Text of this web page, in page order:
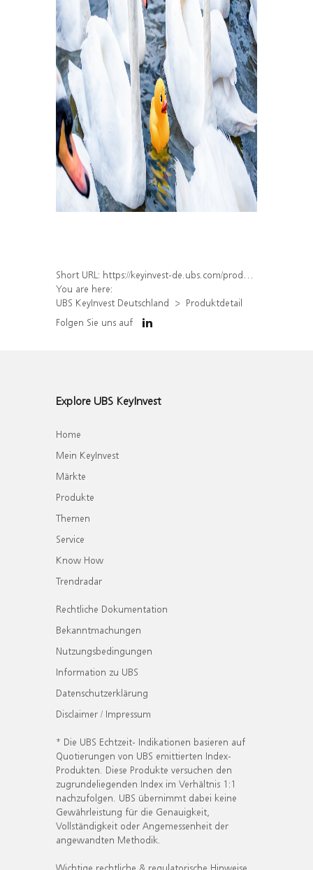
Short URL: https://keyinvest-de.ubs.com/produkt/detail/index/isin/DE000WA8S1N1
You are here:
UBS KeyInvest Deutschland
Produktdetail
Folgen Sie uns auf
Explore UBS KeyInvest
Home
Mein KeyInvest
Märkte
Produkte
Themen
Service
Know How
Trendradar
Rechtliche Dokumentation
Bekanntmachungen
Nutzungsbedingungen
Information zu UBS
Datenschutzerklärung
Disclaimer / Impressum
* Die UBS Echtzeit- Indikationen basieren auf
Quotierungen von UBS emittierten Index-
Produkten. Diese Produkte versuchen den
zugrundeliegenden Index im Verhältnis 1:1
nachzufolgen. UBS übernimmt dabei keine
Gewährleistung für die Genauigkeit,
Vollständigkeit oder Angemessenheit der
angewandten Methodik.